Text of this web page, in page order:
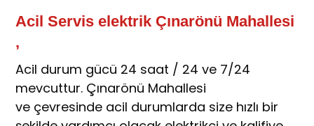
Acil Servis elektrik Çınarönü Mahallesi
,
Acil durum gücü 24 saat / 24 ve 7/24
mevcuttur. Çınarönü Mahallesi
ve çevresinde acil durumlarda size hızlı bir